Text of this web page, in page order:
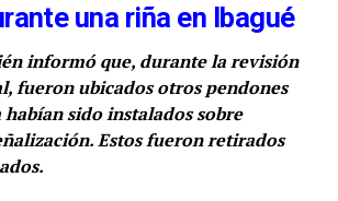
una riña en Ibagué
informó que, durante la revisión
fueron ubicados otros pendones
sido instalados sobre
Estos fueron retirados